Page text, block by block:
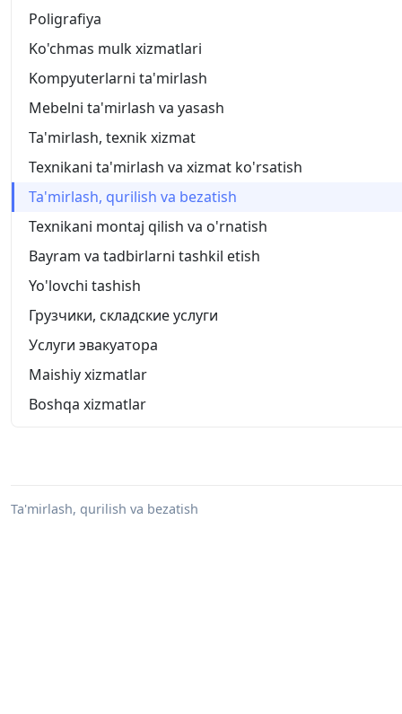
Poligrafiya
Ko'chmas mulk xizmatlari
Kompyuterlarni ta'mirlash
Mebelni ta'mirlash va yasash
Ta'mirlash, texnik xizmat
Texnikani ta'mirlash va xizmat ko'rsatish
Ta'mirlash, qurilish va bezatish
Texnikani montaj qilish va o'rnatish
Bayram va tadbirlarni tashkil etish
Yo'lovchi tashish
Грузчики, складские услуги
Услуги эвакуатора
Maishiy xizmatlar
Boshqa xizmatlar
Ta'mirlash, qurilish va bezatish